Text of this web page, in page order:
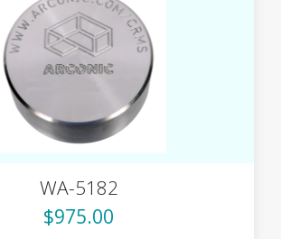
WA-5182
$975.00